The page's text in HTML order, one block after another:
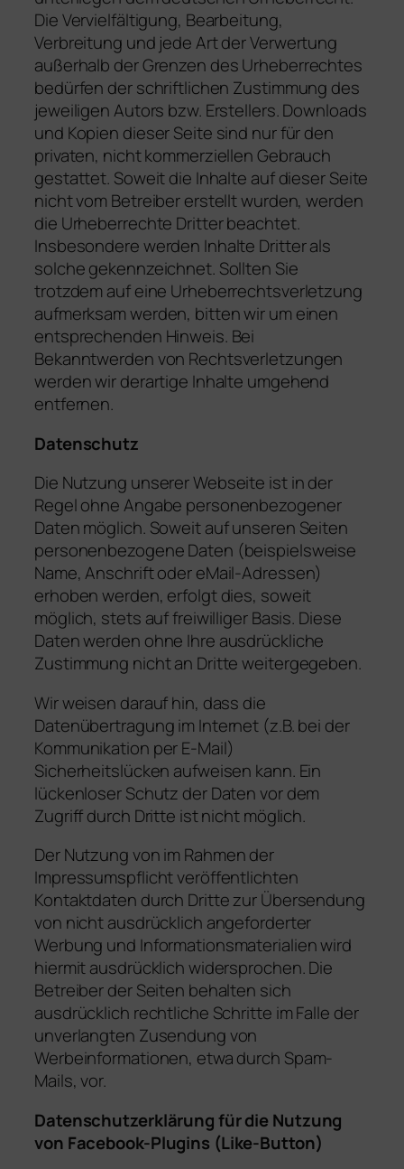
Die Vervielfältigung, Bearbeitung,
Verbreitung und jede Art der Verwertung
außerhalb der Grenzen des Urheberrechtes
bedürfen der schriftlichen Zustimmung des
jeweiligen Autors bzw. Erstellers. Downloads
und Kopien dieser Seite sind nur für den
privaten, nicht kommerziellen Gebrauch
gestattet. Soweit die Inhalte auf dieser Seite
nicht vom Betreiber erstellt wurden, werden
die Urheberrechte Dritter beachtet.
Insbesondere werden Inhalte Dritter als
solche gekennzeichnet. Sollten Sie
trotzdem auf eine Urheberrechtsverletzung
aufmerksam werden, bitten wir um einen
entsprechenden Hinweis. Bei
Bekanntwerden von Rechtsverletzungen
werden wir derartige Inhalte umgehend
entfernen.
Datenschutz
Die Nutzung unserer Webseite ist in der
Regel ohne Angabe personenbezogener
Daten möglich. Soweit auf unseren Seiten
personenbezogene Daten (beispielsweise
Name, Anschrift oder eMail-Adressen)
erhoben werden, erfolgt dies, soweit
möglich, stets auf freiwilliger Basis. Diese
Daten werden ohne Ihre ausdrückliche
Zustimmung nicht an Dritte weitergegeben.
Wir weisen darauf hin, dass die
Datenübertragung im Internet (z.B. bei der
Kommunikation per E-Mail)
Sicherheitslücken aufweisen kann. Ein
lückenloser Schutz der Daten vor dem
Zugriff durch Dritte ist nicht möglich.
Der Nutzung von im Rahmen der
Impressumspflicht veröffentlichten
Kontaktdaten durch Dritte zur Übersendung
von nicht ausdrücklich angeforderter
Werbung und Informationsmaterialien wird
hiermit ausdrücklich widersprochen. Die
Betreiber der Seiten behalten sich
ausdrücklich rechtliche Schritte im Falle der
unverlangten Zusendung von
Werbeinformationen, etwa durch Spam-
Mails, vor.
Datenschutzerklärung für die Nutzung
von Facebook-Plugins (Like-Button)